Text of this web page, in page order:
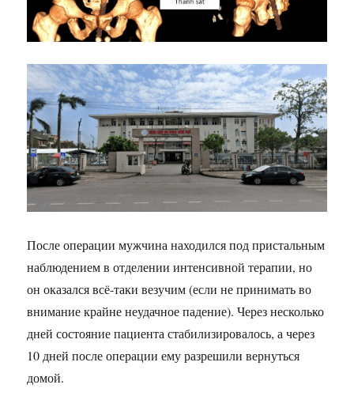
После операции мужчина находился под пристальным
наблюдением в отделении интенсивной терапии, но
он оказался всё-таки везучим (если не принимать во
внимание крайне неудачное падение). Через несколько
дней состояние пациента стабилизировалось, а через
10 дней после операции ему разрешили вернуться
домой.